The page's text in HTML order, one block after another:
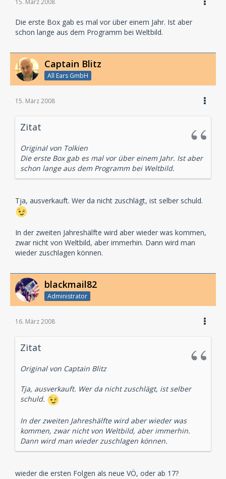
15. März 2008
Die erste Box gab es mal vor über einem Jahr. Ist aber
schon lange aus dem Programm bei Weltbild.
Captain Blitz
All Ears GmbH
15. März 2008
Zitat
Original von Tolkien
Die erste Box gab es mal vor über einem Jahr. Ist aber
schon lange aus dem Programm bei Weltbild.
Tja, ausverkauft. Wer da nicht zuschlägt, ist selber schuld.
In der zweiten Jahreshälfte wird aber wieder was kommen,
zwar nicht von Weltbild, aber immerhin. Dann wird man
wieder zuschlagen können.
blackmail82
Administrator
16. März 2008
Zitat
Original von Captain Blitz
Tja, ausverkauft. Wer da nicht zuschlägt, ist selber
schuld.
In der zweiten Jahreshälfte wird aber wieder was
kommen, zwar nicht von Weltbild, aber immerhin.
Dann wird man wieder zuschlagen können.
wieder die ersten Folgen als neue VÖ, oder ab 17?